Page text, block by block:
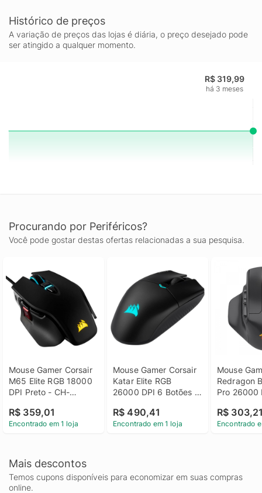
Histórico de preços
A variação de preços das lojas é diária, o preço desejado pode
ser atingido a qualquer momento.
R$ 319,99
há 3 meses
Procurando por Periféricos?
Você pode gostar destas ofertas relacionadas a sua pesquisa.
Mouse Gamer Corsair
M65 Elite RGB 18000
DPI Preto - CH-
R$ 359,01
Encontrado em 1 loja
Mouse Gamer Corsair
Katar Elite RGB
26000 DPI 6 Botões
931C111-NA
R$ 490,41
Encontrado em 1 loja
Mouse
Redragon
Pro 26000
Wireless -
R$
Encontrado
Mais descontos
Temos cupons disponíveis para economizar em suas compras
online.